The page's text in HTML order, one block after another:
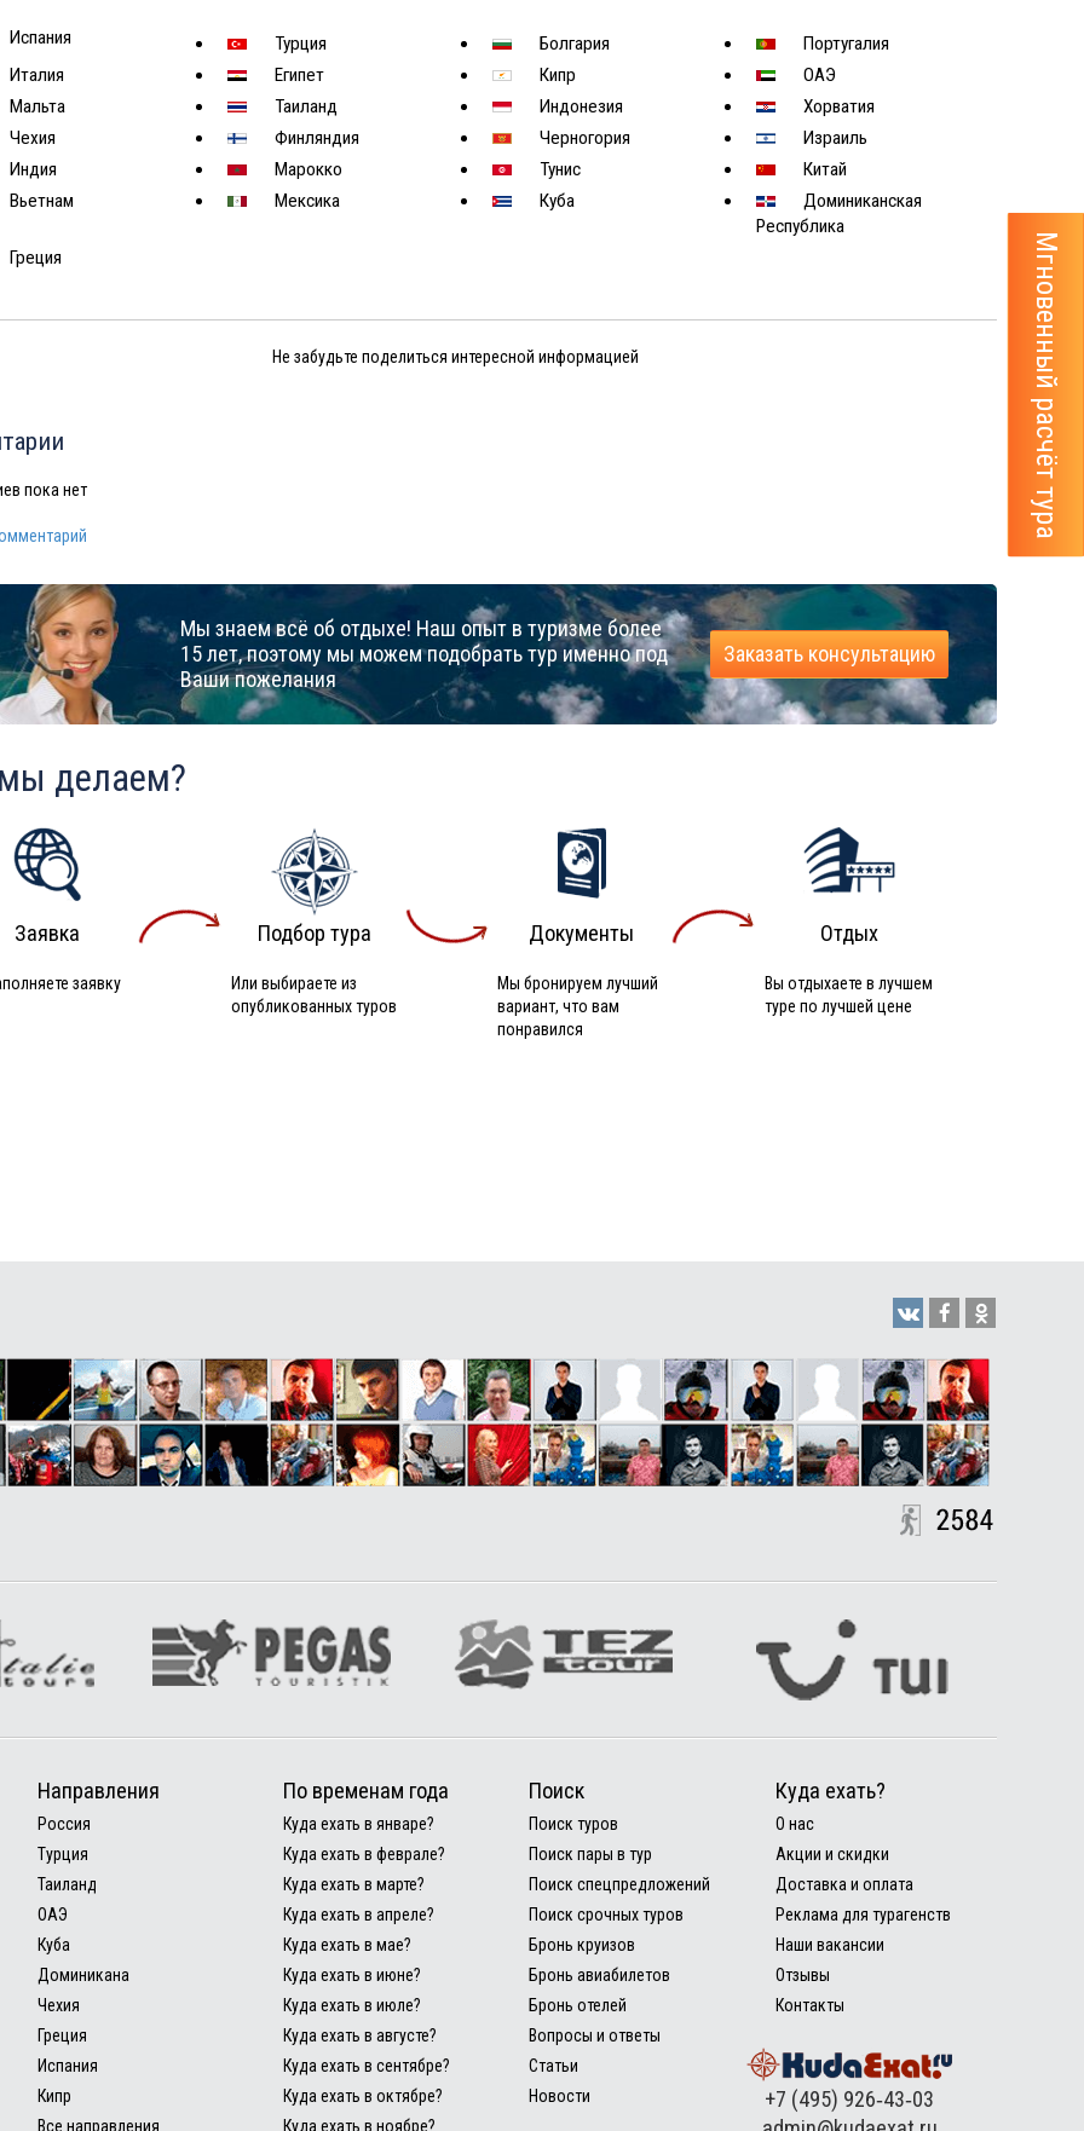
Мгновенный расчёт тура
Испания Турция Болгария
Португалия
Италия
Египет Кипр
ОАЭ
Мальта
Таиланд Индонезия
Хорватия
Чехия
Финляндия Черногория
Израиль
Индия
Марокко Тунис
Китай
Вьетнам
Мексика Куба
Доминиканская
Республика
Греция
Не забудьте поделиться интересной информацией
пока нет
Мы знаем всё об отдыхе! Наш опыт в туризме более
15 лет, поэтому мы можем подобрать тур именно под
Ваши пожелания
Заказать консультацию
делаем?
Заявка
заявку
Подбор тура
Или выбираете из
опубликованных туров
Документы
Мы бронируем лучший
вариант, что вам
понравился
Отдых
Вы отдыхаете в лучшем
туре по лучшей цене
Направления
Россия
Турция
Таиланд
ОАЭ
Куба
Доминикана
Чехия
Греция
Испания
Кипр
Все направления
По временам года
Куда ехать в январе?
Куда ехать в феврале?
Куда ехать в марте?
Куда ехать в апреле?
Куда ехать в мае?
Куда ехать в июне?
Куда ехать в июле?
Куда ехать в августе?
Куда ехать в сентябре?
Куда ехать в октябре?
Куда ехать в ноябре?
Поиск
Поиск туров
Поиск пары в тур
Поиск спецпредложений
Поиск срочных туров
Бронь круизов
Бронь авиабилетов
Бронь отелей
Вопросы и ответы
Статьи
Новости
Куда ехать?
О нас
Акции и скидки
Доставка и оплата
Реклама для турагенств
Наши вакансии
Отзывы
Контакты
+7 (495) 926‑43‑03